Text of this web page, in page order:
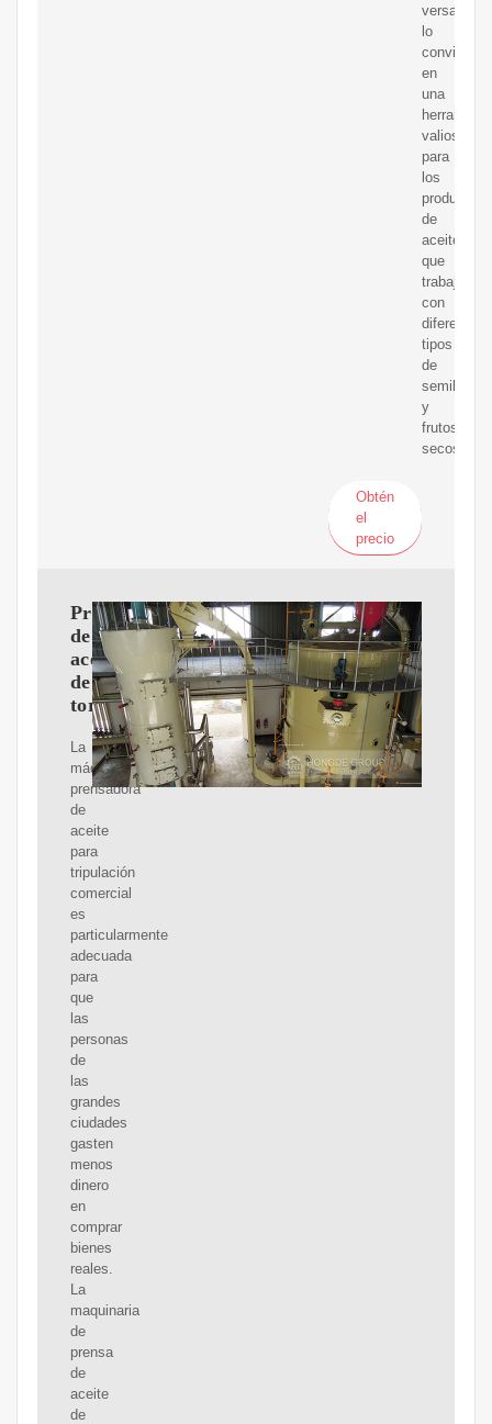
lo
convierte
en
una
valiosa
para
los
de
aceite
que
trabajan
con
diferentes
tipos
de
semillas
y
frutos
secos.
Obtén
el
precio
Prensa
de
aceite
de
tornillo
La
máquina
prensadora
de
aceite
para
tripulación
comercial
es
particularmente
adecuada
para
que
las
personas
de
las
grandes
ciudades
gasten
menos
dinero
en
comprar
bienes
reales.
La
maquinaria
de
prensa
de
aceite
de